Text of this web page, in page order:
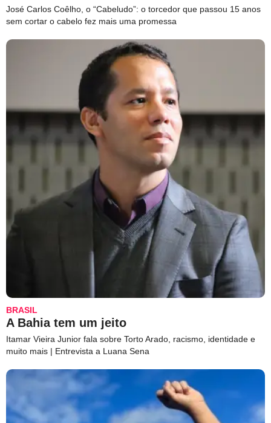
José Carlos Coêlho, o “Cabeludo”: o torcedor que passou 15 anos
sem cortar o cabelo fez mais uma promessa
BRASIL
A Bahia tem um jeito
Itamar Vieira Junior fala sobre Torto Arado, racismo, identidade e
muito mais | Entrevista a Luana Sena